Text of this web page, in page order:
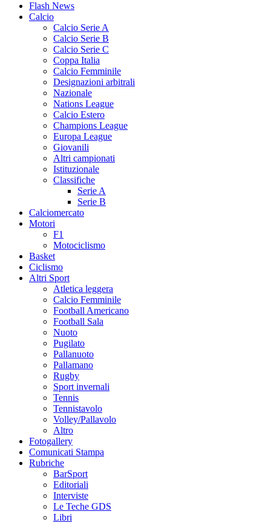
Flash News
Calcio
Calcio Serie A
Calcio Serie B
Calcio Serie C
Coppa Italia
Calcio Femminile
Designazioni arbitrali
Nazionale
Nations League
Calcio Estero
Champions League
Europa League
Giovanili
Altri campionati
Istituzionale
Classifiche
Serie A
Serie B
Calciomercato
Motori
F1
Motociclismo
Basket
Ciclismo
Altri Sport
Atletica leggera
Calcio Femminile
Football Americano
Football Sala
Nuoto
Pugilato
Pallanuoto
Pallamano
Rugby
Sport invernali
Tennis
Tennistavolo
Volley/Pallavolo
Altro
Fotogallery
Comunicati Stampa
Rubriche
BarSport
Editoriali
Interviste
Le Teche GDS
Libri